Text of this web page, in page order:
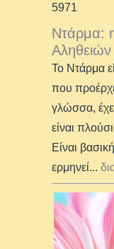
5971
Ντάρμα:
Αληθειών
Το Ντάρμα
που
γλώσσα,
είναι
Είναι
ερμηνεί...